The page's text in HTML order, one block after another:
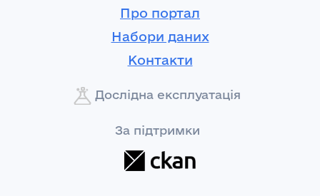
Про портал
Набори даних
Контакти
Дослідна експлуатація
За підтримки